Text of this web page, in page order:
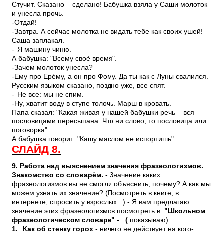
Стучит. Сказано – сделано! Бабушка взяла у Саши молоток
и унесла прочь.
-Отдай!
-Завтра. А сейчас молотка не видать тебе как своих ушей!
Саша заплакал.
- Я машину чиню.
А бабушка: "Всему своѐ время".
-Зачем молоток унесла?
-Ему про Ерѐму, а он про Фому. Да ты как с Луны свалился.
Русским языком сказано, поздно уже, все спят.
- Не все: мы не спим.
-Ну, хватит воду в ступе толочь. Марш в кровать.
Папа сказал: "Какая живая у нашей бабушки речь – вся
пословицами пересыпана. Что ни слово, то пословица или
поговорка".
А бабушка говорит: "Кашу маслом не испортишь".
СЛАЙД 8.
9. Работа над выяснением значения фразеологизмов.
Знакомство со словарѐм. - Значение каких
фразеологизмов вы не смогли объяснить, почему? А как мы
можем узнать их значение? (Посмотреть в книге, в
интернете, спросить у взрослых...) - Я вам предлагаю
значение этих фразеологизмов посмотреть в "Школьном
фразеологическом словаре" - ( показываю).
1.
Как об стенку горох - ничего не действует на кого-